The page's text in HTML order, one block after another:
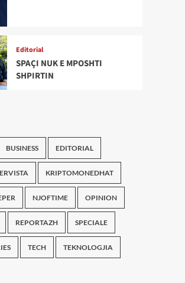
Editorial
SPAÇI NUK E MPOSHTI
SHPIRTIN
BUSINESS EDITORIAL
KRIPTOMONEDHAT
NJOFTIME OPINION
REPORTAZH SPECIALE
TECH TEKNOLOGJIA